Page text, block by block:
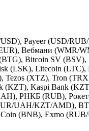
Payeer (USD/
Вебмани (WMR/
Bitcoin SV
(LSK), Litecoin
Tezos (XTZ), Tron
Kaspi Bank
РНКБ (RUB),
UAH/KZT/AMD),
(BNB), Exmo